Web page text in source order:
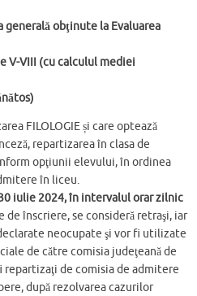
generală obţinute la Evaluarea
V-VIII (cu calculul mediei
FILOLOGIE și care optează
repartizarea în clasa de
opţiunii elevului, în ordinea
în liceu.
iulie 2024, în intervalul orar zilnic
de înscriere, se consideră retraşi, iar
neocupate şi vor fi utilizate
de către comisia judeţeană de
de comisia de admitere
după rezolvarea cazurilor